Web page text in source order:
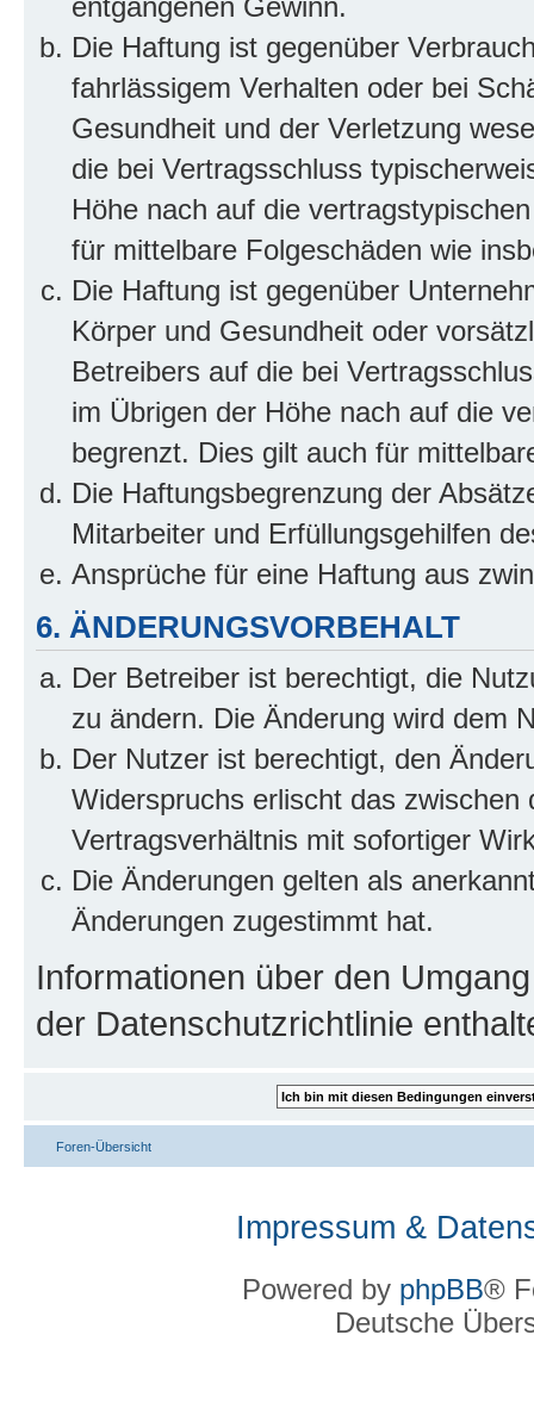
entgangenen Gewinn.
Die Haftung ist gegenüber
fahrlässigem Verhalten oder bei
Gesundheit und der Verletzung
die bei Vertragsschluss
Höhe nach auf die
für mittelbare Folgeschäden wie
Die Haftung ist gegenüber
Körper und Gesundheit oder
Betreibers auf die bei
im Übrigen der Höhe nach auf die
begrenzt. Dies gilt auch für
Die Haftungsbegrenzung der
Mitarbeiter und Erfüllungsgehilfen
Ansprüche für eine Haftung aus
6. ÄNDERUNGSVORBEHALT
Der Betreiber ist berechtigt, die
zu ändern. Die Änderung wird dem
Der Nutzer ist berechtigt, den
Widerspruchs erlischt das
Vertragsverhältnis mit sofortiger
Die Änderungen gelten als
Änderungen zugestimmt hat.
Informationen über den
der Datenschutzrichtlinie
Foren-Übersicht
Impressum &
Powered by phpBB®
Deutsche